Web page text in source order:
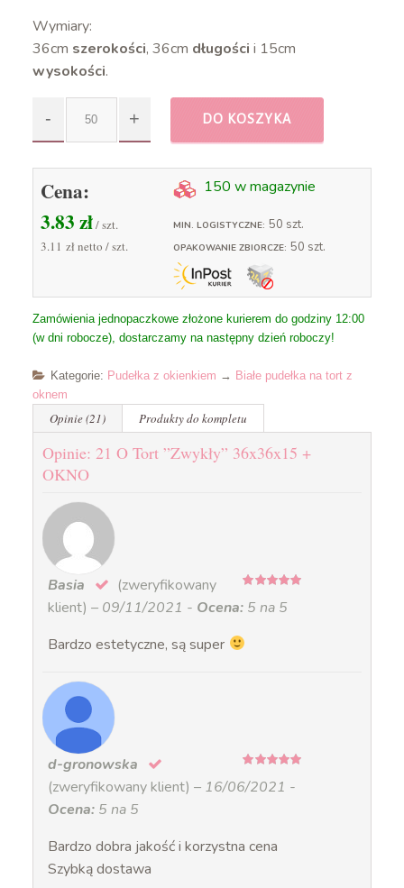
Wymiary:
36cm szerokości, 36cm długości i 15cm
wysokości.
DO KOSZYKA
Cena:
3.83zł/ szt.
3.11 złnetto / szt.
150 w magazynie
MIN. LOGISTYCZNE: 50 szt.
OPAKOWANIE ZBIORCZE: 50 szt.
Zamówienia jednopaczkowe złożone kurierem do godziny 12:00
(w dni robocze), dostarczamy na następny dzień roboczy!
Kategorie: Pudełka z okienkiem → Białe pudełka na tort z
oknem
Opinie (21) Produkty do kompletu
Opinie: 21 O Tort ”Zwykły” 36x36x15 +
OKNO
Basia
(zweryfikowany
klient) – 09/11/2021 - Ocena: 5 na 5
Bardzo estetyczne, są super
d-gronowska
(zweryfikowany klient) – 16/06/2021 -
Ocena: 5 na 5
Bardzo dobra jakość i korzystna cena
Szybką dostawa